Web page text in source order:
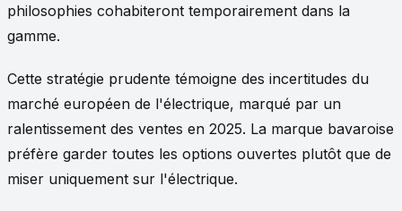
philosophies cohabiteront temporairement dans la
gamme.
Cette stratégie prudente témoigne des incertitudes du
marché européen de l'électrique, marqué par un
ralentissement des ventes en 2025. La marque bavaroise
préfère garder toutes les options ouvertes plutôt que de
miser uniquement sur l'électrique.